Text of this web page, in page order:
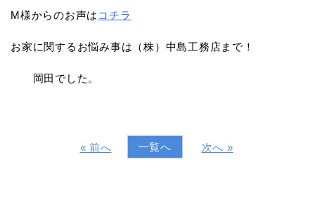
M様からのお声は コチラ
お家に関するお悩み事は（株）中島工務店まで！
岡田でした。
« 前へ 一覧へ 次へ »